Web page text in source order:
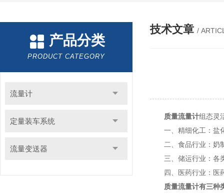
产品分类
PRODUCT CATEGORY
流量计
定量装车系统
流量变送器
技术文章 /
质量流量计组态灵
一、精细化工：盐化
二、食品行业：奶制
三、储运行业：各类
四、医药行业：医药
质量流量计有三种